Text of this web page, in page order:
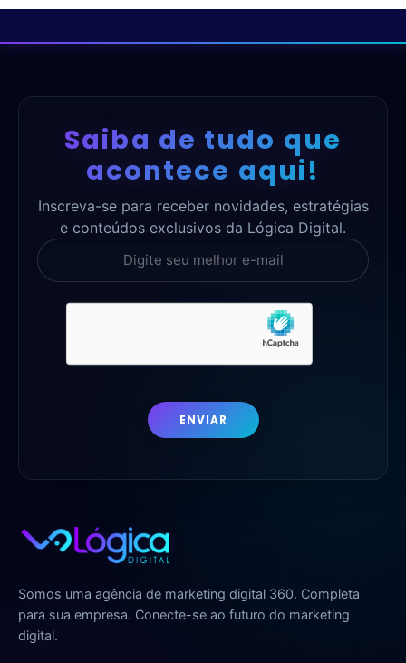
Saiba de tudo que
acontece aqui!
Inscreva-se para receber novidades, estratégias
e conteúdos exclusivos da Lógica Digital.
ENVIAR
Somos uma agência de marketing digital 360. Completa
para sua empresa. Conecte-se ao futuro do marketing
digital.